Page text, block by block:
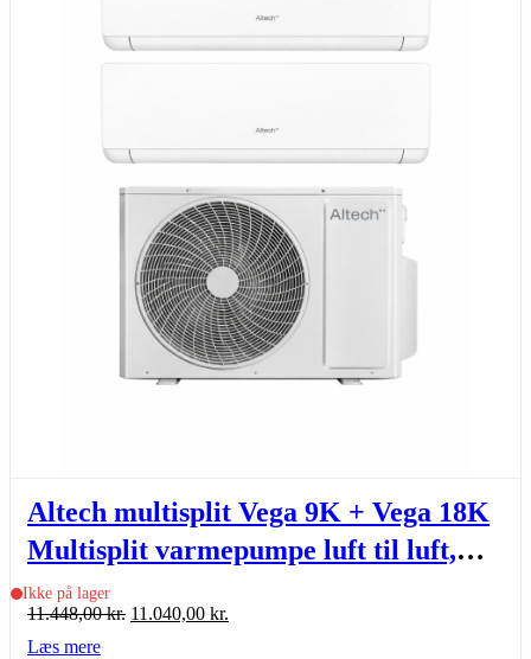
Altech multisplit Vega 9K + Vega 18K
Multisplit varmepumpe luft til luft,
indb. Wi-Fi, 2,58-5,92kW, sæt
Ikke på lager
11.448,00kr. Den
11.040,00 kr.
Læs mere